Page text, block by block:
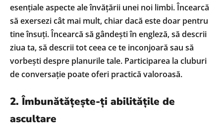
esențiale aspecte ale învățării unei noi limbi. Încearcă
să exersezi cât mai mult, chiar dacă este doar pentru
tine însuți. Încearcă să gândești în engleză, să descrii
ziua ta, să descrii tot ceea ce te inconjoară sau să
vorbești despre planurile tale. Participarea la cluburi
de conversație poate oferi practică valoroasă.
2. Îmbunătățește-ți abilitățile de
ascultare